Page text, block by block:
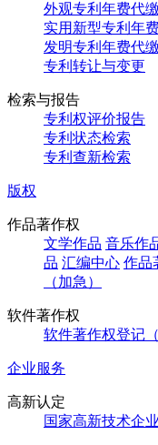
外观专利年费代
实用新型专利年
发明专利年费代
专利转让与变更
检索与报告
专利权评价报告
专利状态检索
专利查新检索
版权
作品著作权
文学作品 音乐作
品 汇编中心 作品
（加急）
软件著作权
软件著作权登记（
企业服务
高新认定
国家高新技术企